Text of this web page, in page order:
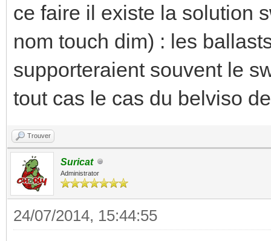
ce faire il existe la solution
nom touch dim) : les
supporteraient souvent le
tout cas le cas du belviso
Trouver
Suricat
Administrator
24/07/2014, 15:44:55